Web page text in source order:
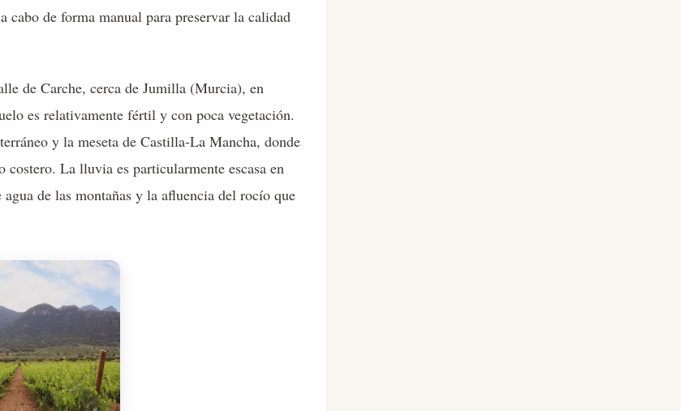
cabo de forma manual para preservar la calidad
de Carche, cerca de Jumilla (Murcia), en
es relativamente fértil y con poca vegetación.
y la meseta de Castilla-La Mancha, donde
La lluvia es particularmente escasa en
de las montañas y la afluencia del rocío que